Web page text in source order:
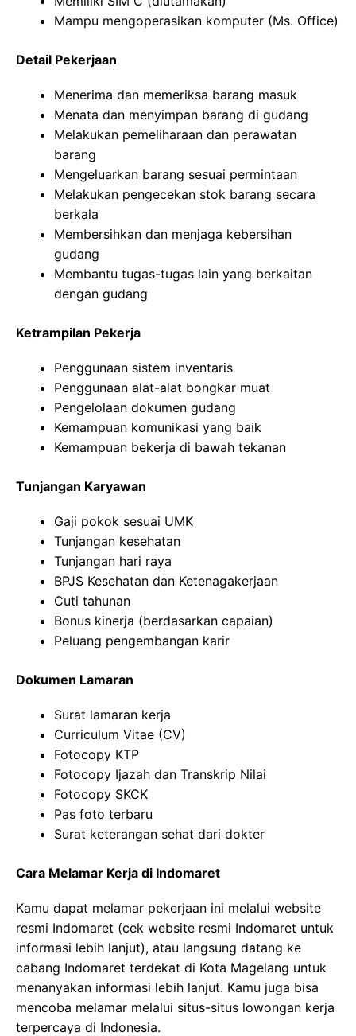
Mampu mengoperasikan komputer (Ms. Office)
Detail Pekerjaan
Menerima dan memeriksa barang masuk
Menata dan menyimpan barang di gudang
Melakukan pemeliharaan dan perawatan
barang
Mengeluarkan barang sesuai permintaan
Melakukan pengecekan stok barang secara
berkala
Membersihkan dan menjaga kebersihan
gudang
Membantu tugas-tugas lain yang berkaitan
dengan gudang
Ketrampilan Pekerja
Penggunaan sistem inventaris
Penggunaan alat-alat bongkar muat
Pengelolaan dokumen gudang
Kemampuan komunikasi yang baik
Kemampuan bekerja di bawah tekanan
Tunjangan Karyawan
Gaji pokok sesuai UMK
Tunjangan kesehatan
Tunjangan hari raya
BPJS Kesehatan dan Ketenagakerjaan
Cuti tahunan
Bonus kinerja (berdasarkan capaian)
Peluang pengembangan karir
Dokumen Lamaran
Surat lamaran kerja
Curriculum Vitae (CV)
Fotocopy KTP
Fotocopy Ijazah dan Transkrip Nilai
Fotocopy SKCK
Pas foto terbaru
Surat keterangan sehat dari dokter
Cara Melamar Kerja di Indomaret
Kamu dapat melamar pekerjaan ini melalui website
resmi Indomaret (cek website resmi Indomaret untuk
informasi lebih lanjut), atau langsung datang ke
cabang Indomaret terdekat di Kota Magelang untuk
menanyakan informasi lebih lanjut. Kamu juga bisa
mencoba melamar melalui situs-situs lowongan kerja
terpercaya di Indonesia.